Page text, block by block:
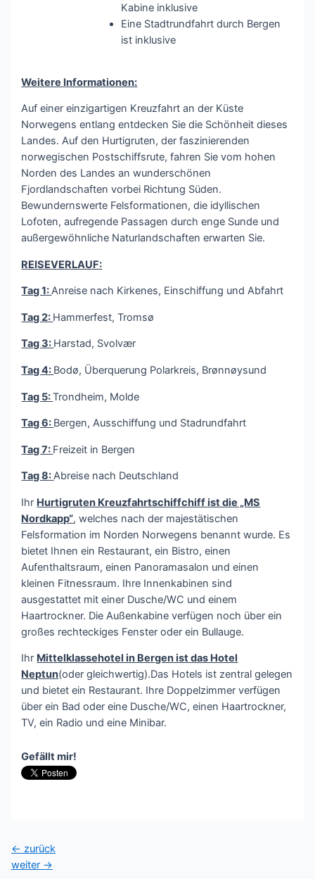
Kabine inklusive
Eine Stadtrundfahrt durch Bergen
ist inklusive
Weitere Informationen:
Auf einer einzigartigen Kreuzfahrt an der Küste
Norwegens entlang entdecken Sie die Schönheit dieses
Landes. Auf den Hurtigruten, der faszinierenden
norwegischen Postschiffsrute, fahren Sie vom hohen
Norden des Landes an wunderschönen
Fjordlandschaften vorbei Richtung Süden.
Bewundernswerte Felsformationen, die idyllischen
Lofoten, aufregende Passagen durch enge Sunde und
außergewöhnliche Naturlandschaften erwarten Sie.
REISEVERLAUF:
Tag 1:Anreise nach Kirkenes, Einschiffung und Abfahrt
Tag 2: Hammerfest, Tromsø
Tag 3: Harstad, Svolvær
Tag 4: Bodø, Überquerung Polarkreis, Brønnøysund
Tag 5:Trondheim, Molde
Tag 6: Bergen, Ausschiffung und Stadrundfahrt
Tag 7: Freizeit in Bergen
Tag 8:Abreise nach Deutschland
Ihr Hurtigruten Kreuzfahrtschiffchiff ist die „MS
Nordkapp“, welches nach der majestätischen
Felsformation im Norden Norwegens benannt wurde. Es
bietet Ihnen ein Restaurant, ein Bistro, einen
Aufenthaltsraum, einen Panoramasalon und einen
kleinen Fitnessraum. Ihre Innenkabinen sind
ausgestattet mit einer Dusche/WC und einem
Haartrockner. Die Außenkabine verfügen noch über ein
großes rechteckiges Fenster oder ein Bullauge.
Ihr Mittelklassehotel in Bergen ist das Hotel
Neptun(oder gleichwertig).Das Hotels ist zentral gelegen
und bietet ein Restaurant. Ihre Doppelzimmer verfügen
über ein Bad oder eine Dusche/WC, einen Haartrockner,
TV, ein Radio und eine Minibar.
Gefällt mir!
Beitragsnavigation
← zurück
weiter →